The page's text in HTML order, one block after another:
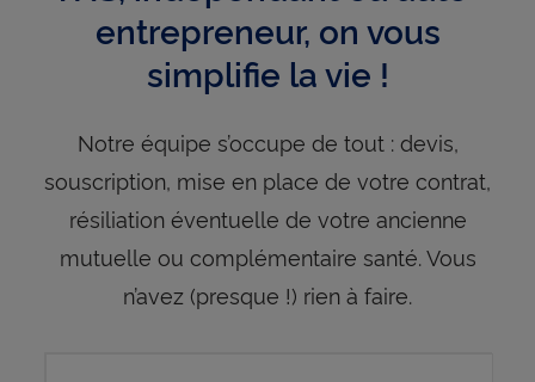
entrepreneur, on vous
simplifie la vie !
Notre équipe s’occupe de tout : devis,
souscription, mise en place de votre contrat,
résiliation éventuelle de votre ancienne
mutuelle ou complémentaire santé. Vous
n’avez (presque !) rien à faire.